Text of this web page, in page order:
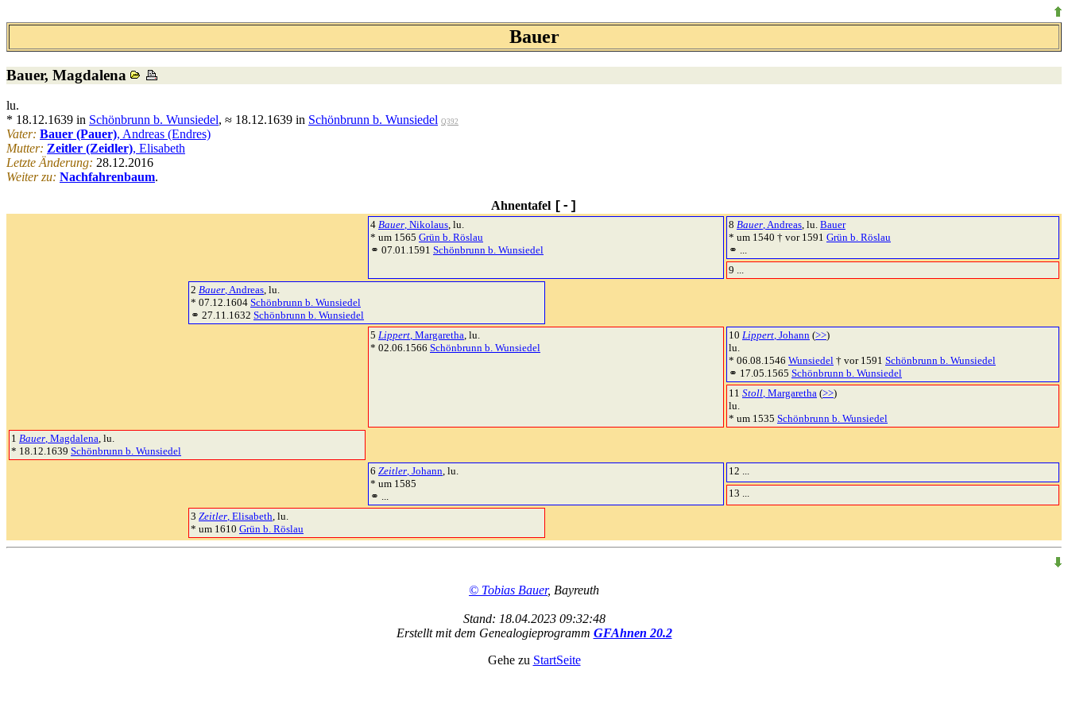
Bauer
Bauer, Magdalena
lu.
* 18.12.1639 in Schönbrunn b. Wunsiedel, ≈ 18.12.1639 in Schönbrunn b. Wunsiedel Q392
Vater: Bauer (Pauer), Andreas (Endres)
Mutter: Zeitler (Zeidler), Elisabeth
Letzte Änderung: 28.12.2016
Weiter zu: Nachfahrenbaum.
Ahnentafel [-]
4 Bauer, Nikolaus, lu.
* um 1565 Grün b. Röslau
⚭ 07.01.1591 Schönbrunn b. Wunsiedel
8 Bauer, Andreas, lu. Bauer
* um 1540 † vor 1591 Grün b. Röslau
⚭ ...
9 ...
2 Bauer, Andreas, lu.
* 07.12.1604 Schönbrunn b. Wunsiedel
⚭ 27.11.1632 Schönbrunn b. Wunsiedel
5 Lippert, Margaretha, lu.
* 02.06.1566 Schönbrunn b. Wunsiedel
10 Lippert, Johann (>>)
lu.
* 06.08.1546 Wunsiedel † vor 1591 Schönbrunn b. Wunsiedel
⚭ 17.05.1565 Schönbrunn b. Wunsiedel
11 Stoll, Margaretha (>>)
lu.
* um 1535 Schönbrunn b. Wunsiedel
1 Bauer, Magdalena, lu.
* 18.12.1639 Schönbrunn b. Wunsiedel
6 Zeitler, Johann, lu.
* um 1585
⚭ ...
12 ...
13 ...
3 Zeitler, Elisabeth, lu.
* um 1610 Grün b. Röslau
© Tobias Bauer, Bayreuth
Stand: 18.04.2023 09:32:48
Erstellt mit dem Genealogieprogramm GFAhnen 20.2
Gehe zu StartSeite